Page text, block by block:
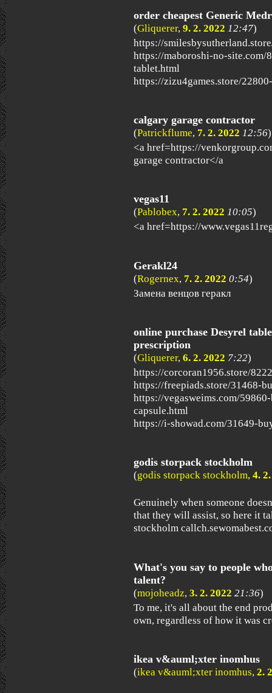
order cheapest Generic
(Gliquerer, 9. 2. 2022 12:47)
https://
https://maboroshi-no-
tablet.html
https://zizu4games.store/
calgary garage contractor
(Patrickflume, 7. 2. 2022 12:56)
<a href=https://
garage contractor</a
vegas11
(Pablobex, 7. 2. 2022 10:05)
<a href=https://
Gerakl24
(Rogernex, 7. 2. 2022 0:54)
Замена венцов геракл
online purchase Desyrel
prescription
(Gliquerer, 6. 2. 2022 7:22)
https://corcoran1956.store/
https://freepiads.store/31468-
https://vegasweims.com/
capsule.html
https://i-showad.com/31649-
godis storpack stockholm
(godis storpack stockholm, 4.
Genuinely when someone
that they will assist, so here it
stockholm
What's you say to people
talent?
(mojoheadz, 3. 2. 2022 21:36)
To me, it's all about the end
own, regardless of how it was
ikea v&auml;xter inomhus
(ikea v&auml;xter inomhus, 2.